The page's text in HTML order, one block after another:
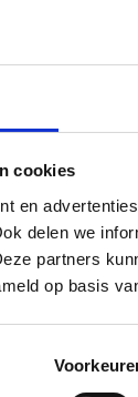
cookies
en
delen we
partners
op basis
vlees en vis